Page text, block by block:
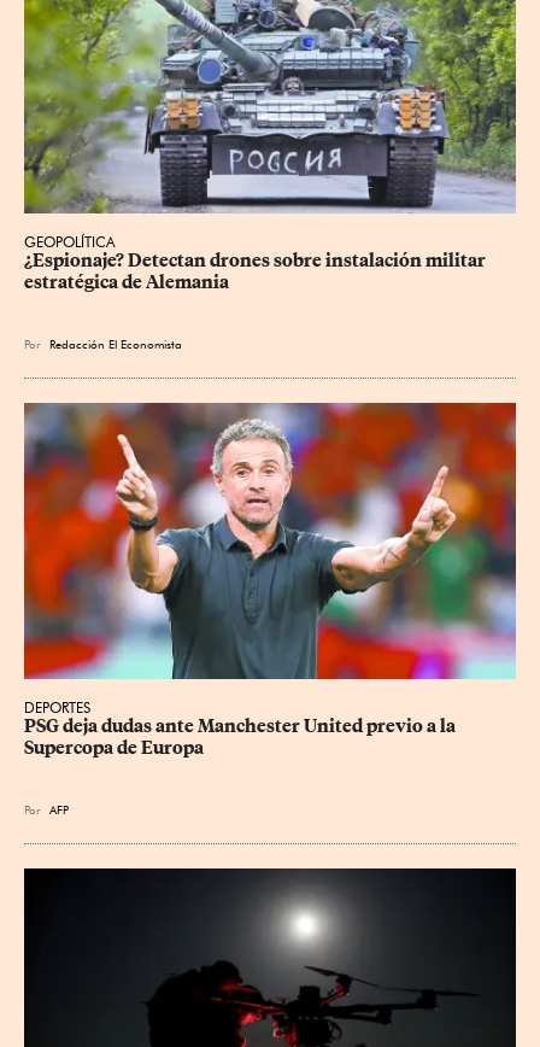
GEOPOLÍTICA
¿Espionaje? Detectan drones sobre instalación militar
estratégica de Alemania
Por Redacción El Economista
DEPORTES
PSG deja dudas ante Manchester United previo a la
Supercopa de Europa
Por AFP